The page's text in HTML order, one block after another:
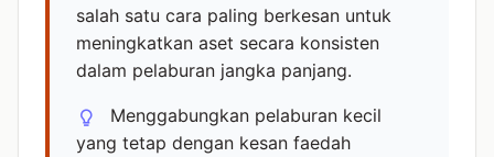
salah satu cara paling berkesan untuk
meningkatkan aset secara konsisten
dalam pelaburan jangka panjang.
Menggabungkan pelaburan kecil
yang tetap dengan kesan faedah